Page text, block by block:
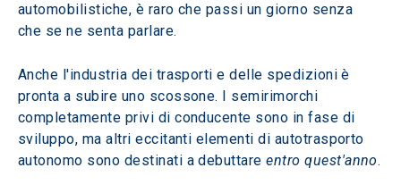
automobilistiche, è raro che passi un giorno senza
che se ne senta parlare.
Anche l'industria dei trasporti e delle spedizioni è
pronta a subire uno scossone. I semirimorchi
completamente privi di conducente sono in fase di
sviluppo, ma altri eccitanti elementi di autotrasporto
autonomo sono destinati a debuttare entro quest'anno.